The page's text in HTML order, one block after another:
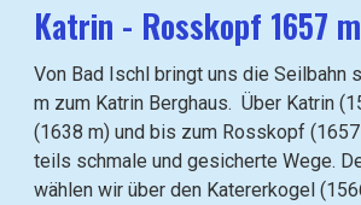
Katrin - Rosskopf 1657 m
Von Bad Ischl bringt uns die Seilbahn
m zum Katrin Berghaus. Über Katrin
(1638 m) und bis zum Rosskopf
teils schmale und gesicherte Wege.
wählen wir über den Katererkogel